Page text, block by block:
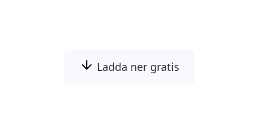
Ladda ner gratis